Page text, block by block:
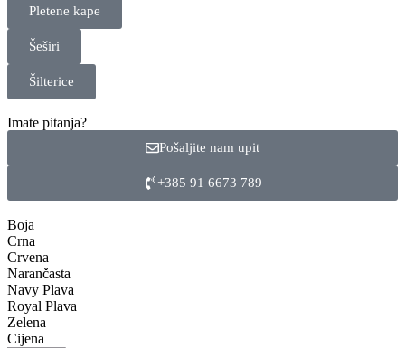
Pletene kape
Šeširi
Šilterice
Imate pitanja?
Pošaljite nam upit
+385 91 6673 789
Boja
Crna
Crvena
Narančasta
Navy Plava
Royal Plava
Zelena
Cijena